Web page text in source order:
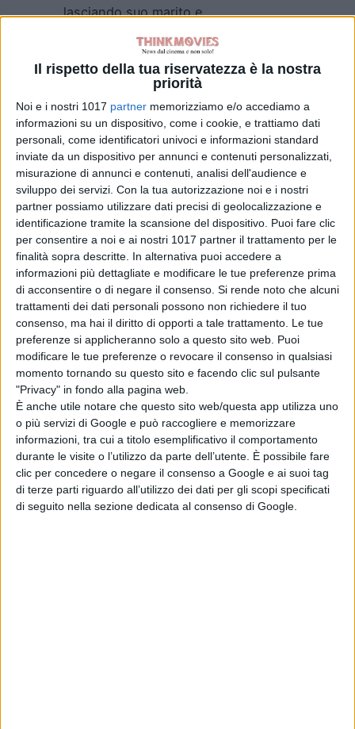
Il rispetto della tua riservatezza è la nostra
priorità
Noi e i nostri 1017 partner memorizziamo e/o accediamo a
informazioni su un dispositivo, come i cookie, e trattiamo dati
personali, come identificatori univoci e informazioni standard
inviate da un dispositivo per annunci e contenuti personalizzati,
misurazione di annunci e contenuti, analisi dell'audience e
sviluppo dei servizi. Con la tua autorizzazione noi e i nostri
partner possiamo utilizzare dati precisi di geolocalizzazione e
identificazione tramite la scansione del dispositivo. Puoi fare clic
per consentire a noi e ai nostri 1017 partner il trattamento per le
finalità sopra descritte. In alternativa puoi accedere a
informazioni più dettagliate e modificare le tue preferenze prima
di acconsentire o di negare il consenso. Si rende noto che alcuni
trattamenti dei dati personali possono non richiedere il tuo
consenso, ma hai il diritto di opporti a tale trattamento. Le tue
preferenze si applicheranno solo a questo sito web. Puoi
modificare le tue preferenze o revocare il consenso in qualsiasi
momento tornando su questo sito e facendo clic sul pulsante
"Privacy" in fondo alla pagina web.
È anche utile notare che questo sito web/questa app utilizza uno
o più servizi di Google e può raccogliere e memorizzare
informazioni, tra cui a titolo esemplificativo il comportamento
durante le visite o l’utilizzo da parte dell’utente. È possibile fare
clic per concedere o negare il consenso a Google e ai suoi tag
di terze parti riguardo all’utilizzo dei dati per gli scopi specificati
di seguito nella sezione dedicata al consenso di Google.
lasciando suo marito e
una serie di incontri pericolosi e
incendiari, scopre la donna che è
veramente, ciò che sente veramente
e la vita che desidera davvero.
PubblicatoGiugno 9, 2018in
News cinema e film
da La Redazione
Tag:
Articoli recenti
magica di Howl:
uova e bacon dal
Castello Errante
di Emanuela Giuliani